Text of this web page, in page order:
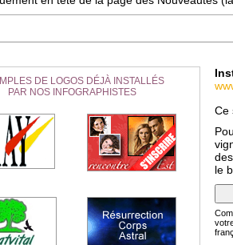
DE LOGOS DÉJÀ INSTALLÉS
PAR NOS INFOGRAPHISTES
Ce
le